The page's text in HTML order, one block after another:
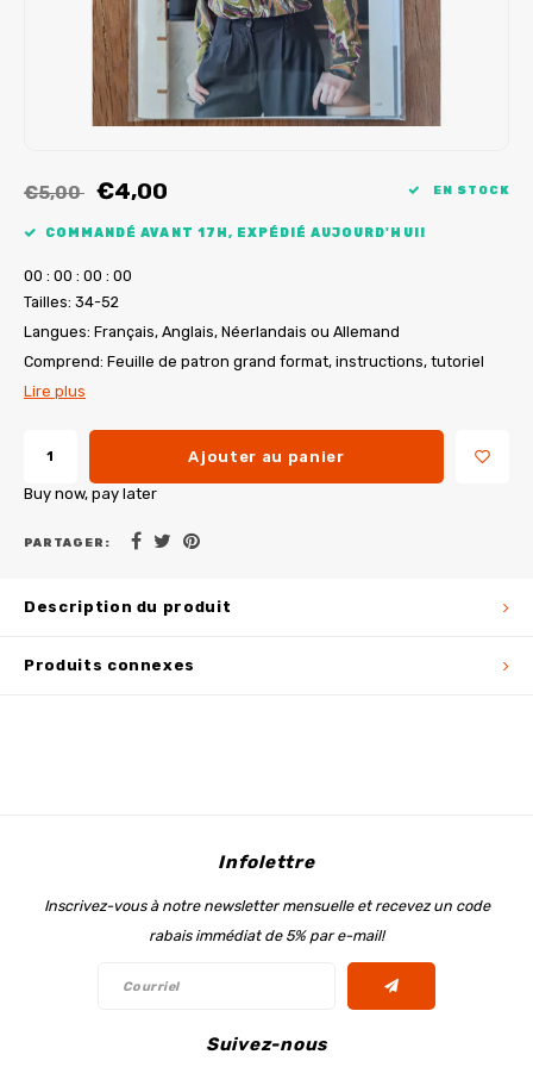
Tutoriels de My Image
Corrections de My Image
Corrections de B-Trendy
Applications
Ebooks gratuits
Service d'imprimante PDF
€5,00 €4,00 EN STOCK
COMMANDÉ AVANT 17H, EXPÉDIÉ AUJOURD'HUI!
00 : 00 : 00 : 00
Tailles: 34-52
Langues: Français, Anglais, Néerlandais ou Allemand
Comprend: Feuille de patron grand format, instructions, tutoriel
Lire plus
Ajouter au panier
Buy now, pay later
PARTAGER:
Description du produit
Produits connexes
Infolettre
Inscrivez-vous à notre newsletter mensuelle et recevez un code
rabais immédiat de 5% par e-mail!
Suivez-nous